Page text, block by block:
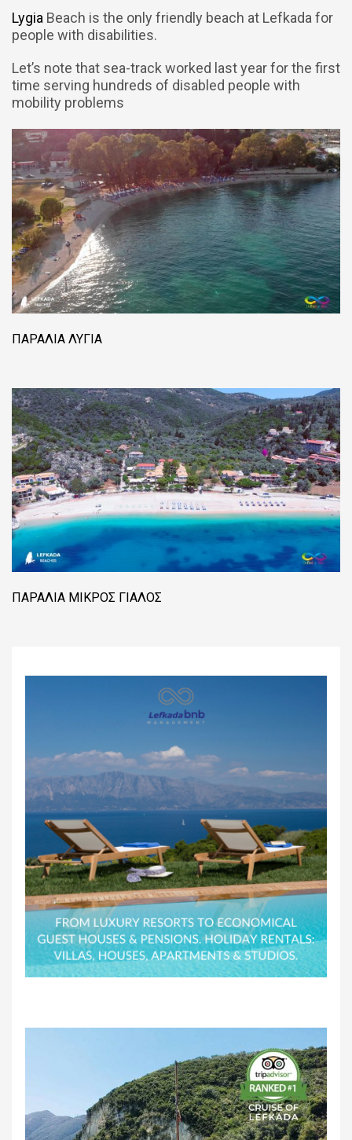
Lygia Beach is the only friendly beach at Lefkada for
people with disabilities.
Let’s note that sea-track worked last year for the first
time serving hundreds of disabled people with
mobility problems
ΠΑΡΑΛΊΑ ΛΥΓΙΆ
ΠΑΡΑΛΊΑ ΜΙΚΡΌΣ ΓΙΑΛΌΣ